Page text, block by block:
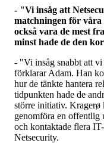
- "Vi insåg att
matchningen för
också vara de mest
minst hade de den
- "Vi insåg snabbt att
förklarar Adam. Han
hur de tänkte hantera
tidpunkten hade de
större initiativ. Kragerø
genomföra en offentlig
och kontaktade flera
Netsecurity.